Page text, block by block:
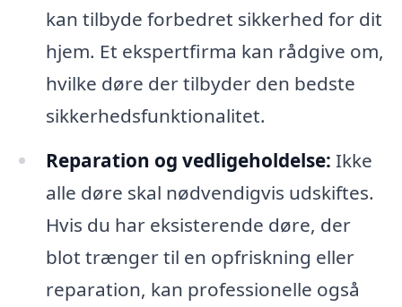
kan tilbyde forbedret sikkerhed for dit
hjem. Et ekspertfirma kan rådgive om,
hvilke døre der tilbyder den bedste
sikkerhedsfunktionalitet.
Reparation og vedligeholdelse: Ikke
alle døre skal nødvendigvis udskiftes.
Hvis du har eksisterende døre, der
blot trænger til en opfriskning eller
reparation, kan professionelle også